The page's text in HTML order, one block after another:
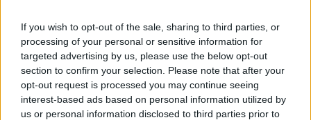
If you wish to opt-out of the sale, sharing to third parties, or
processing of your personal or sensitive information for
targeted advertising by us, please use the below opt-out
section to confirm your selection. Please note that after your
opt-out request is processed you may continue seeing
interest-based ads based on personal information utilized by
us or personal information disclosed to third parties prior to
Ρωσία για το drone με εκρηκτικά σε γερμανικό
αεροδρόμιο: «Βιαστικά στημένη προβοκάτσια»
08.08.2026, 01:25
Ιδέες για πρωινό έτοιμο από το βράδυ: Εύκολες και
θρεπτικές επιλογές για κάθε μέρα
08.08.2026, 01:00